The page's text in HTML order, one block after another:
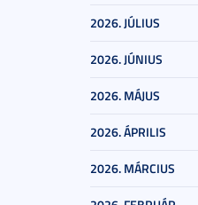
2026. JÚLIUS
2026. JÚNIUS
2026. MÁJUS
2026. ÁPRILIS
2026. MÁRCIUS